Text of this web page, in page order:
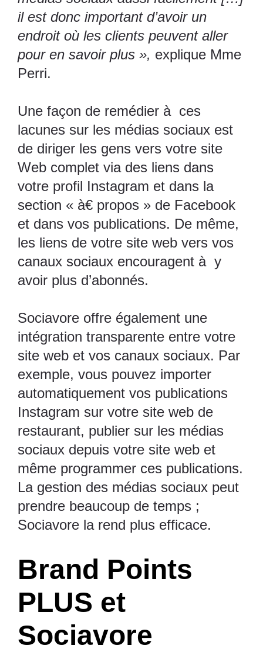
il est donc important d’avoir un
endroit où les clients peuvent aller
pour en savoir plus », explique Mme
Perri.
Une façon de remédier à ces
lacunes sur les médias sociaux est
de diriger les gens vers votre site
Web complet via des liens dans
votre profil Instagram et dans la
section « à€ propos » de Facebook
et dans vos publications. De même,
les liens de votre site web vers vos
canaux sociaux encouragent à y
avoir plus d’abonnés.
Sociavore offre également une
intégration transparente entre votre
site web et vos canaux sociaux. Par
exemple, vous pouvez importer
automatiquement vos publications
Instagram sur votre site web de
restaurant, publier sur les médias
sociaux depuis votre site web et
même programmer ces publications.
La gestion des médias sociaux peut
prendre beaucoup de temps ;
Sociavore la rend plus efficace.
Brand Points
PLUS et
Sociavore